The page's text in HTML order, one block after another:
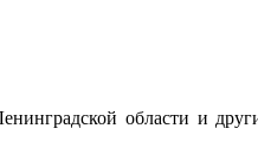
области и